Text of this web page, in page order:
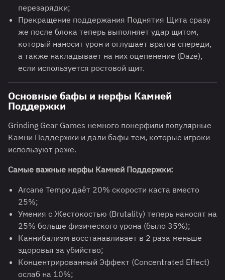
перезарядки;
Прекращение поддержания Поднятия Щита сразу
же после блока теперь выполняет удар щитом,
который наносит урон и оглушает врагов спереди,
а также накладывает на них оцепенение (Daze),
если используется ростовой щит.
Основные бафы и нерфы Камней
Поддержки
Grinding Gear Games немного понерфили популярные
Камни Поддержки и дали бафы тем, которые игроки
используют реже.
Самые важные нерфы Камней Поддержки:
Arcane Tempo даёт 20% скорости каста вместо
25%;
Умения с Жестокостью (Brutality) теперь наносят на
25% больше физического урона (было 35%);
Каннибализм восстанавливает в 2 раза меньше
здоровья за убийство;
Концентрированный Эффект (Concentrated Effect)
ослаб на 10%;